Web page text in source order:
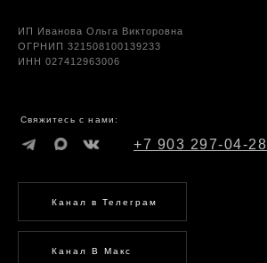
+7 903 297-04-28
Канал В Макс
Канал в Телеграм
Свяжитесь с нами:
ИП Иванова Ольга Викторовна
ОГРНИП 321508100139233
ИНН 027412963006